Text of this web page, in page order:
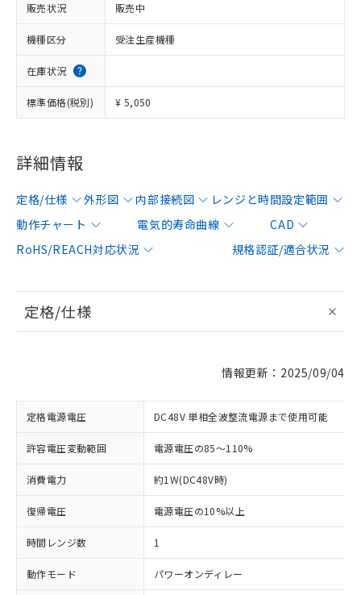
販売状況 販売中
機種区分 受注生産機種
在庫状況
標準価格(税別) ¥ 5,050
詳細情報
定格/仕様 外形図 内部接続図
レンジと時間設定範囲
動作チャート
電気的寿命曲線
CAD
RoHS/REACH対応状況
規格認証/適合状況
定格/仕様
情報更新：2025/09/04
定格電源電圧 DC48V 単相全波整流電源まで使用可能
許容電圧変動範囲 電源電圧の85～110%
消費電力 約1W(DC48V時)
復帰電圧 電源電圧の10%以上
時間レンジ数 1
動作モード パワーオンディレー